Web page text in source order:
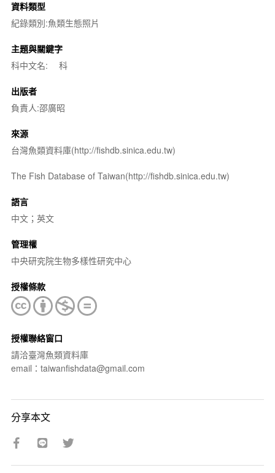
資料類型
紀錄類別:魚類生態照片
主題與關鍵字
科中文名:
科
出版者
負責人:邵廣昭
來源
台灣魚類資料庫(http://fishdb.sinica.edu.tw)
The Fish Database of Taiwan(http://fishdb.sinica.edu.tw)
語言
中文；英文
管理權
中央研究院生物多樣性研究中心
授權條款
授權聯絡窗口
請洽臺灣魚類資料庫
email：taiwanfishdata@gmail.com
分享本文